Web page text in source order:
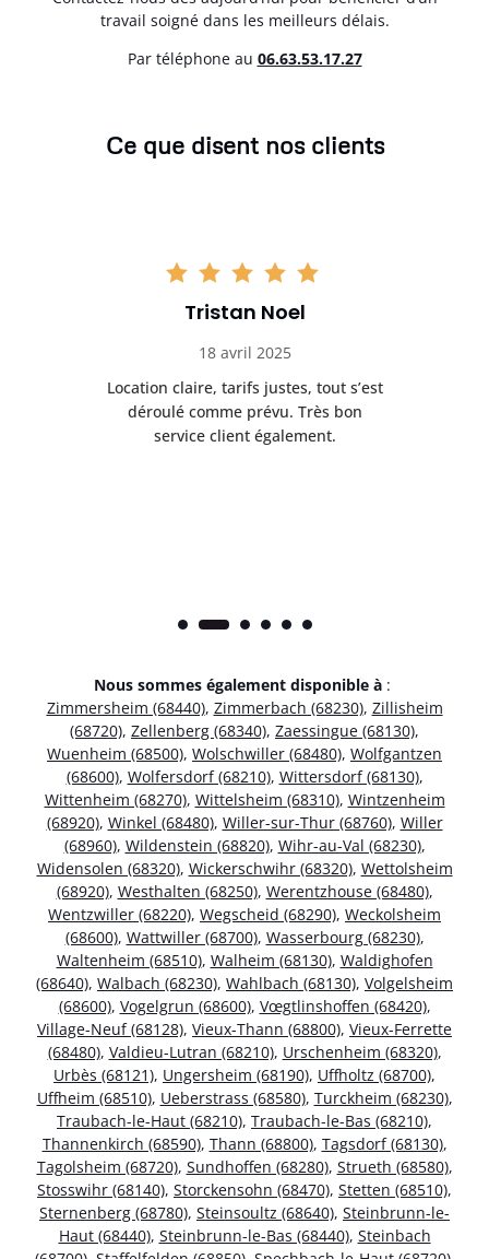
travail soigné dans les meilleurs délais.
Par téléphone au 06.63.53.17.27
Ce que disent nos clients
Tristan Noel
18 avril 2025
Location claire, tarifs justes, tout s’est
déroulé comme prévu. Très bon
service client également.
Nous sommes également disponible à :
Zimmersheim (68440), Zimmerbach (68230), Zillisheim
(68720), Zellenberg (68340), Zaessingue (68130),
Wuenheim (68500), Wolschwiller (68480), Wolfgantzen
(68600), Wolfersdorf (68210), Wittersdorf (68130),
Wittenheim (68270), Wittelsheim (68310), Wintzenheim
(68920), Winkel (68480), Willer-sur-Thur (68760), Willer
(68960), Wildenstein (68820), Wihr-au-Val (68230),
Widensolen (68320), Wickerschwihr (68320), Wettolsheim
(68920), Westhalten (68250), Werentzhouse (68480),
Wentzwiller (68220), Wegscheid (68290), Weckolsheim
(68600), Wattwiller (68700), Wasserbourg (68230),
Waltenheim (68510), Walheim (68130), Waldighofen
(68640), Walbach (68230), Wahlbach (68130), Volgelsheim
(68600), Vogelgrun (68600), Vœgtlinshoffen (68420),
Village-Neuf (68128), Vieux-Thann (68800), Vieux-Ferrette
(68480), Valdieu-Lutran (68210), Urschenheim (68320),
Urbès (68121), Ungersheim (68190), Uffholtz (68700),
Uffheim (68510), Ueberstrass (68580), Turckheim (68230),
Traubach-le-Haut (68210), Traubach-le-Bas (68210),
Thannenkirch (68590), Thann (68800), Tagsdorf (68130),
Tagolsheim (68720), Sundhoffen (68280), Strueth (68580),
Stosswihr (68140), Storckensohn (68470), Stetten (68510),
Sternenberg (68780), Steinsoultz (68640), Steinbrunn-le-
Haut (68440), Steinbrunn-le-Bas (68440), Steinbach